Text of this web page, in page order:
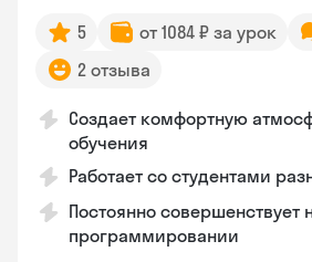
5 от 1084 ₽ за урок
2 отзыва
Создает комфортную
обучения
Работает со студентами
Постоянно совершенствует
программировании